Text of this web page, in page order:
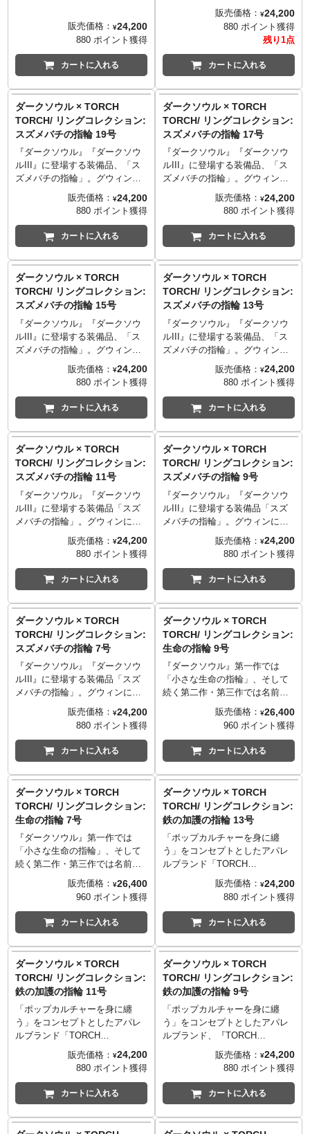
的に荒い仕上げや傷を施してお
※ハンドメイドで作られている
ため、ひとつひとつの色合いや
表情が微妙に異なります。
──────────────────
■サイズ
13号/円周 53.4mm
──────────────────
■マテリアル
シルバー925、真鍮、ペリドット
■造型: 大畠雅人
TORCH TORCH OFFICIAL
http://www.torchtorch.jp
TORCH TORCHのコダワリを
ました。
ストを忠実に再現。
ディテールや構造のみでなく、
古びた質感に至るまでを徹底的
に追究することで、ダークソウ
うな仕上がりとなりました。繊
細さや美しさだけでなく重厚感
もあわせ持ち、男女を問わずお
楽しみいただけます。持てる技
術とこだわりをつぎ込んだ自信
作を、ぜひお手にとってご堪能
ください。
的に荒い仕上げや傷を施してお
※ハンドメイドで作られている
ため、ひとつひとつの色合いや
──────────────────
■サイズ
11号/円周 51.3mm
──────────────────
■マテリアル
シルバー925、真鍮、ペリドット
TORCH TORCH OFFICIAL
SITE
monoマガジンでご紹介いただき
ました。
みに至るまで、ゲーム中のイラ
ストを忠実に再現。
ディテールや構造のみでなく、
古びた質感に至るまでを徹底的
に追究することで、ダークソウ
うな仕上がりとなりました。繊
細さや美しさだけでなく重厚感
もあわせ持ち、男女を問わずお
楽しみいただけます。持てる技
術とこだわりをつぎ込んだ自信
作を、ぜひお手にとってご堪能
ください。
的に荒い仕上げや傷を施してお
※ハンドメイドで作られている
ため、ひとつひとつの色合いや
──────────────────
■サイズ
9号/円周 49.2mm
──────────────────
■マテリアル
シルバー925、真鍮、ペリドット
TORCH TORCH OFFICIAL
SITE
monoマガジンでご紹介いただき
ました。
持しての登場となります。
指輪の象徴である緑色の宝石は
「ペリドット」。この指輪のた
めにインドの熟練職人がひとつ
ずつ磨り出した特注品です。32
枠とアームはシルバー925製、ア
ーム横の花冠の意匠は別パーツ
の真鍮製となり、シリーズ最多
の6パーツで構成されています。
花びらの石枠は一枚ずつの尖り
や丸み、重なり合い、微妙な歪
ストを忠実に再現。
ディテールや構造のみでなく、
古びた質感に至るまでを徹底的
に追究することで、ダークソウ
細さや美しさだけでなく重厚感
もあわせ持ち、男女を問わずお
楽しみいただけます。持てる技
術とこだわりをつぎ込んだ自信
作を、ぜひお手にとってご堪能
ください。
的に荒い仕上げや傷を施してお
※ハンドメイドで作られている
ため、ひとつひとつの色合いや
──────────────────
■サイズ
7号/円周 47.1mm
──────────────────
■マテリアル
シルバー925、真鍮、ペリドット
TORCH TORCH OFFICIAL
SITE
monoマガジンでご紹介いただき
ました。
現はもちろん、狼の姿を手作業
で彫り込んだような質感、リア
ルな古代感が漂う金属の味わ
い。何段階もの複雑な工程を経
て、シルバー925とは思えないゲ
ーム中そのままの風合いを実現
ソウル』 の世界観をこの小さな
指輪に凝縮。この「錆び／寂
び」の複雑な表情を、ぜひじっ
くりとお楽しみください。
※ゲーム中の色合いを再現する
ため、特殊な加工を施しており
面の色味が抜ける場合がござい
※世界観を再現するため、意図
的に荒い仕上げや傷を施してお
イドで作られているため、ひと
つひとつの色合いや表情が微妙
に異なります。
──────────────────
■サイズ
9号/円周49.2mm
■造型: 大畠雅人
SITE：http://www.torchtorch.jp
TORCH TORCHのコダワリを
monoマガジンでご紹介いただき
ました。
人気が特に高いキャラクター・
騎士アルトリウスに由来がある
ことでも知られ、攻略の実用性
とストーリー性の両面から多く
のプレイヤーに親しまれていま
人であり、「深淵歩き」の異名
を持つアルトリウス。その伝説
とともに在った指輪を、ゲーム
の世界そのままの再現度でお届
けします。フォルムの完全な再
現はもちろん、狼の姿を手作業
で彫り込んだような質感、リア
ルな古代感が漂う金属の味わ
い。何段階もの複雑な工程を経
て、シルバー925とは思えないゲ
ーム中そのままの風合いを実現
ソウル』 の世界観をこの小さな
指輪に凝縮。この「錆び／寂
び」の複雑な表情を、ぜひじっ
くりとお楽しみください。
※ゲーム中の色合いを再現する
ため、特殊な加工を施しており
面の色味が抜ける場合がござい
※世界観を再現するため、意図
的に荒い仕上げや傷を施してお
※国内の職人によってハンドメ
イドで作られているため、ひと
つひとつの色合いや表情が微妙
に異なります。
──────────────────
■サイズ
7号/円周47.1mm
■造型: 大畠雅人
SITE：http://www.torchtorch.jp
TORCH TORCHのコダワリを
monoマガジンでご紹介いただき
ました。
販売価格： ¥24,200
880 ポイント獲得
カートに入れる
える四騎士の一人・キアランに
由来を持つこの指輪は、致命攻
撃力を底上げする効果があり、
攻略にも対人戦に役立つ指輪と
して多くのプレイヤーから愛さ
れています。
代から存在するこの指輪を、ゲ
ームそのままの再現度でお届け
します。フォルムの完全な再現
はもちろん、手作業で丁寧に模
様を彫り込んだような質感、リ
アルな古代感が漂う金属の味わ
い。そしてシルバーでありなが
ら、錆茶色の微妙なニュアンス
を持った色味。まさに「神さび
た」という言葉が相応しい仕上
がりです。何段階もの燻しと着
をぜひお楽しみください。
※ゲーム中の色合いを再現する
ため、特殊な加工を施しており
ます。強い摩擦を加えると、表
面の色味が抜ける場合がござい
ます。
的に荒い仕上げや傷を施してお
※国内の職人によってハンドメ
イドで作られているため、ひと
に異なります。
──────────────────
■サイズ
21号/円周61.7mm
──────────────────
■マテリアル
シルバー925
TORCH TORCH OFFICIAL
SITE
http://www.torchtorch.jp
TORCH TORCHのコダワリを
ました。
販売価格： ¥24,200
880 ポイント獲得
残り1点
カートに入れる
ダークソウル × TORCH
TORCH/ リングコレクション:
スズメバチの指輪 19号
『ダークソウル』『ダークソウ
ルIII』に登場する装備品、「ス
ズメバチの指輪」。グウィンに
仕える四騎士の一人・キアラン
に由来を持つこの指輪は、致命
攻撃力を底上げする効果があ
り、攻略にも対人戦に役立つ指
輪として多くのプレイヤーから
愛されています。
『ダークソウル』の世界におけ
る、古い時代――或いは火の時
代から存在するこの指輪を、ゲ
ームそのままの再現度でお届け
します。フォルムの完全な再現
はもちろん、手作業で丁寧に模
様を彫り込んだような質感、リ
アルな古代感が漂う金属の味わ
い。そしてシルバーでありなが
ら、錆茶色の微妙なニュアンス
を持った色味。まさに「神さび
た」という言葉が相応しい仕上
より実現した、深みのある表情
をぜひお楽しみください。
※ゲーム中の色合いを再現する
ため、特殊な加工を施しており
ます。強い摩擦を加えると、表
面の色味が抜ける場合がござい
※世界観を再現するため、意図
的に荒い仕上げや傷を施してお
ります。
※国内の職人によってハンドメ
つひとつの色合いや表情が微妙
に異なります。
──────────────────
■サイズ
19号/円周59.7mm
──────────────────
■マテリアル
■造型: 大畠雅人
TORCH TORCH OFFICIAL
SITE
http://www.torchtorch.jp
monoマガジンでご紹介いただき
ました。
販売価格： ¥24,200
880 ポイント獲得
カートに入れる
ダークソウル × TORCH
TORCH/ リングコレクション:
スズメバチの指輪 17号
『ダークソウル』『ダークソウ
ルIII』に登場する装備品、「ス
ズメバチの指輪」。グウィンに
仕える四騎士の一人・キアラン
に由来を持つこの指輪は、致命
攻撃力を底上げする効果があ
り、攻略にも対人戦に役立つ指
輪として多くのプレイヤーから
愛されています。
『ダークソウル』の世界におけ
る、古い時代――或いは火の時
代から存在するこの指輪を、ゲ
ームそのままの再現度でお届け
します。フォルムの完全な再現
はもちろん、手作業で丁寧に模
様を彫り込んだような質感、リ
アルな古代感が漂う金属の味わ
い。そしてシルバーでありなが
ら、錆茶色の微妙なニュアンス
を持った色味。まさに「神さび
た」という言葉が相応しい仕上
より実現した、深みのある表情
をぜひお楽しみください。
※ゲーム中の色合いを再現する
ため、特殊な加工を施しており
ます。強い摩擦を加えると、表
面の色味が抜ける場合がござい
※世界観を再現するため、意図
的に荒い仕上げや傷を施してお
ります。
※国内の職人によってハンドメ
つひとつの色合いや表情が微妙
に異なります。
──────────────────
■サイズ
17号/円周57.6mm
──────────────────
■マテリアル
■造型: 大畠雅人
TORCH TORCH OFFICIAL
SITE
http://www.torchtorch.jp
monoマガジンでご紹介いただき
ました。
販売価格： ¥24,200
880 ポイント獲得
カートに入れる
ダークソウル × TORCH
TORCH/ リングコレクション:
スズメバチの指輪 15号
『ダークソウル』『ダークソウ
ルIII』に登場する装備品、「ス
ズメバチの指輪」。グウィンに
仕える四騎士の一人・キアラン
に由来を持つこの指輪は、致命
攻撃力を底上げする効果があ
り、攻略にも対人戦に役立つ指
輪として多くのプレイヤーから
る、古い時代――或いは火の時
代から存在するこの指輪を、ゲ
ームそのままの再現度でお届け
します。フォルムの完全な再現
はもちろん、手作業で丁寧に模
様を彫り込んだような質感、リ
い。そしてシルバーでありなが
ら、錆茶色の微妙なニュアンス
を持った色味。まさに「神さび
た」という言葉が相応しい仕上
より実現した、深みのある表情
をぜひお楽しみください。
※ゲーム中の色合いを再現する
ため、特殊な加工を施しており
ます。強い摩擦を加えると、表
面の色味が抜ける場合がござい
※世界観を再現するため、意図
的に荒い仕上げや傷を施してお
ります。
※国内の職人によってハンドメ
つひとつの色合いや表情が微妙
に異なります。
──────────────────
■サイズ
15号/円周55.5mm
──────────────────
■マテリアル
■造型: 大畠雅人
TORCH TORCH OFFICIAL
http://www.torchtorch.jp
monoマガジンでご紹介いただき
ました。
販売価格： ¥24,200
880 ポイント獲得
カートに入れる
ダークソウル × TORCH
TORCH/ リングコレクション:
スズメバチの指輪 13号
『ダークソウル』『ダークソウ
ルIII』に登場する装備品、「ス
ズメバチの指輪」。グウィンに
仕える四騎士の一人・キアラン
に由来を持つこの指輪は、致命
攻撃力を底上げする効果があ
り、攻略にも対人戦に役立つ指
輪として多くのプレイヤーから
る、古い時代――或いは火の時
代から存在するこの指輪を、ゲ
ームそのままの再現度でお届け
します。フォルムの完全な再現
はもちろん、手作業で丁寧に模
様を彫り込んだような質感、リ
い。そしてシルバーでありなが
ら、錆茶色の微妙なニュアンス
を持った色味。まさに「神さび
た」という言葉が相応しい仕上
より実現した、深みのある表情
をぜひお楽しみください。
※ゲーム中の色合いを再現する
ため、特殊な加工を施しており
ます。強い摩擦を加えると、表
面の色味が抜ける場合がござい
※世界観を再現するため、意図
的に荒い仕上げや傷を施してお
ります。
※国内の職人によってハンドメ
つひとつの色合いや表情が微妙
に異なります。
──────────────────
■サイズ
13号/円周53.4mm
──────────────────
■マテリアル
■造型: 大畠雅人
TORCH TORCH OFFICIAL
http://www.torchtorch.jp
monoマガジンでご紹介いただき
ました。
販売価格： ¥24,200
880 ポイント獲得
カートに入れる
ダークソウル × TORCH
TORCH/ リングコレクション:
スズメバチの指輪 11号
『ダークソウル』『ダークソウ
ルIII』に登場する装備品「スズ
メバチの指輪」。グウィンに仕
える四騎士の一人・キアランに
由来を持つこの指輪は、致命攻
撃力を底上げする効果があり、
攻略にも対人戦に役立つ指輪と
して多くのプレイヤーから愛さ
る、古い時代―― 或いは火の時
代から存在するこの指輪を、ゲ
ームそのままの再現度でお届け
します。フォルムの完全な再現
はもちろん、手作業で丁寧に模
様を彫り込んだような質感、リ
アルな古代感が漂う金属の味わ
い。そしてシルバーでありなが
ら、錆茶色の微妙なニュアンス
を持った色味。まさに「神さび
た」という言葉が相応しい仕上
色を組み合わせる複雑な工程に
より実現した、深みのある表情
をぜひお楽しみください。
※ゲーム中の色合いを再現する
ため、特殊な加工を施しており
ます。強い摩擦を加えると、表
面の色味が抜ける場合がござい
※世界観を再現するため、意図
的に荒い仕上げや傷を施してお
ります。
※国内の職人によってハンドメ
つひとつの色合いや表情が微妙
に異なります。
──────────────────
■サイズ
11号/円周51.3mm
──────────────────
■マテリアル
■造型: 大畠雅人
TORCH TORCH OFFICIAL
SITE
http://www.torchtorch.jp
monoマガジンでご紹介いただき
販売価格： ¥24,200
880 ポイント獲得
カートに入れる
ダークソウル × TORCH
TORCH/ リングコレクション:
スズメバチの指輪 9号
『ダークソウル』『ダークソウ
ルIII』に登場する装備品「スズ
メバチの指輪」。グウィンに仕
える四騎士の一人・キアランに
由来を持つこの指輪は、致命攻
撃力を底上げする効果があり、
攻略にも対人戦に役立つ指輪と
して多くのプレイヤーから愛さ
る、古い時代―― 或いは火の時
代から存在するこの指輪を、ゲ
ームそのままの再現度でお届け
します。フォルムの完全な再現
はもちろん、手作業で丁寧に模
様を彫り込んだような質感、リ
アルな古代感が漂う金属の味わ
い。そしてシルバーでありなが
ら、錆茶色の微妙なニュアンス
を持った色味。まさに「神さび
た」という言葉が相応しい仕上
色を組み合わせる複雑な工程に
より実現した、深みのある表情
をぜひお楽しみください。
※ゲーム中の色合いを再現する
ため、特殊な加工を施しており
ます。強い摩擦を加えると、表
面の色味が抜ける場合がござい
※世界観を再現するため、意図
的に荒い仕上げや傷を施してお
ります。
※国内の職人によってハンドメ
つひとつの色合いや表情が微妙
に異なります。
──────────────────
■サイズ
9号/円周49.2mm
──────────────────
■マテリアル
■造型: 大畠雅人
TORCH TORCH OFFICIAL
SITE
http://www.torchtorch.jp
monoマガジンでご紹介いただき
販売価格： ¥24,200
880 ポイント獲得
カートに入れる
ダークソウル × TORCH
TORCH/ リングコレクション:
スズメバチの指輪 7号
『ダークソウル』『ダークソウ
ルIII』に登場する装備品「スズ
メバチの指輪」。グウィンに仕
える四騎士の一人・キアランに
由来を持つこの指輪は、致命攻
撃力を底上げする効果があり、
攻略にも対人戦に役立つ指輪と
して多くのプレイヤーから愛さ
る、古い時代―― 或いは火の時
代から存在するこの指輪を、ゲ
ームそのままの再現度でお届け
します。フォルムの完全な再現
はもちろん、手作業で丁寧に模
様を彫り込んだような質感、リ
アルな古代感が漂う金属の味わ
い。そしてシルバーでありなが
ら、錆茶色の微妙なニュアンス
を持った色味。まさに「神さび
た」という言葉が相応しい仕上
色を組み合わせる複雑な工程に
より実現した、深みのある表情
をぜひお楽しみください。
※ゲーム中の色合いを再現する
ため、特殊な加工を施しており
ます。強い摩擦を加えると、表
面の色味が抜ける場合がござい
※世界観を再現するため、意図
的に荒い仕上げや傷を施してお
ります。
※国内の職人によってハンドメ
つひとつの色合いや表情が微妙
販売価格： ¥24,200
880 ポイント獲得
カートに入れる
ダークソウル × TORCH
TORCH/ リングコレクション:
生命の指輪 9号
『ダークソウル』第一作では
「小さな生命の指輪」、そして
続く第二作・第三作では名前を
変え、シリーズを通して登場す
る「生命の指輪」。最大HPを増
やす効果を持ち、ゲーム開始時
から装備できる唯一の指輪とし
てお馴染みです。ゲーム中のデ
れるリングに仕上げました。中
央の石は赤紫色が印象的なロー
ドライト・ガーネットを使用
し、シルバー925製の本体は複雑
な意匠、独特なうねりを完全再
現。どこか妖しげで美しい、
『ダークソウル』の世界から本
当に抜け出てきたような仕上が
りとなっています。
※世界観を再現するため、意図
的に荒い仕上げや傷を施してお
※ハンドメイドで作られている
ため、ひとつひとつの色合いや
表情が微妙に異なります。
──────────────────
■サイズ
9号/円周49.2mm
──────────────────
シルバー925、ロードライト・ガ
■造型: 大畠雅人
SITE：http://www.torchtorch.jp
販売価格： ¥26,400
960 ポイント獲得
カートに入れる
ダークソウル × TORCH
TORCH/ リングコレクション:
生命の指輪 7号
『ダークソウル』第一作では
「小さな生命の指輪」、そして
続く第二作・第三作では名前を
変え、シリーズを通して登場す
る「生命の指輪」。最大HPを増
やす効果を持ち、ゲーム開始時
から装備できる唯一の指輪とし
てお馴染みです。ゲーム中のデ
れるリングに仕上げました。中
央の石は赤紫色が印象的なロー
ドライト・ガーネットを使用
し、シルバー925製の本体は複雑
な意匠、独特なうねりを完全再
現。どこか妖しげで美しい、
『ダークソウル』の世界から本
当に抜け出てきたような仕上が
りとなっています。
※世界観を再現するため、意図
的に荒い仕上げや傷を施してお
販売価格： ¥26,400
960 ポイント獲得
カートに入れる
ダークソウル × TORCH
TORCH/ リングコレクション:
鉄の加護の指輪 13号
「ポップカルチャーを身に纏
う」をコンセプトとしたアパレ
ルブランド「TORCH
TORCH（トーチトーチ）」。
『ダークソウル』シリーズ作品
のすべてに登場する、物理防御
力を高める効果を持つ装備アイ
テム「鉄の加護の指輪」。ゲー
高級感漂うリングに仕上げまし
た。大ぶりなシルバー925に燻し
と着色を施し、重厚な鉄の質感
を再現。造形の時点から傷や欠
け・ゆがみといったダメージを
意図的に配置し、ゲーム中のイ
メージそのままの、長年使い込
まれた雰囲気を演出しました。
中央の石はスワロフスキーを使
用。無骨でありながら、繊細に
再現された意匠にも注目です。
販売価格： ¥24,200
880 ポイント獲得
カートに入れる
ダークソウル × TORCH
TORCH/ リングコレクション:
鉄の加護の指輪 11号
「ポップカルチャーを身に纏
う」をコンセプトとしたアパレ
ルブランド「TORCH
TORCH（トーチトーチ）」。
『ダークソウル』シリーズ作品
のすべてに登場する、物理防御
力を高める効果を持つ装備アイ
テム「鉄の加護の指輪」。ゲー
ム中のデザインに忠実な立体化
をおこない、日常で着用可能な
販売価格： ¥24,200
880 ポイント獲得
カートに入れる
ダークソウル × TORCH
TORCH/ リングコレクション:
鉄の加護の指輪 9号
「ポップカルチャーを身に纏
う」をコンセプトとしたアパレ
ルブランド、『TORCH
TORCH（トーチトーチ）』。
『ダークソウル』シリーズ作品
のすべてに登場する、物理防御
力を高める効果を持つ装備アイ
テム“鉄の加護の指輪”。ゲーム中
のデザインに忠実な立体化をお
こない、日常で着用可能な高級
販売価格： ¥24,200
880 ポイント獲得
カートに入れる